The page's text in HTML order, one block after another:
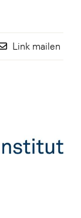
Link mailen